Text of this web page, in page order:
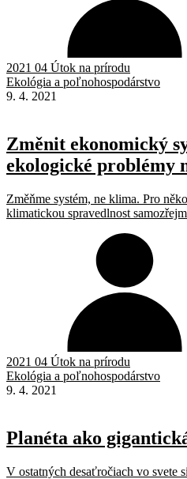
2021 04 Útok na prírodu
Ekológia a poľnohospodárstvo
9. 4. 2021
Změnit ekonomický
ekologické problémy
Změňme systém, ne klima. Pro
klimatickou spravedlnost
2021 04 Útok na prírodu
Ekológia a poľnohospodárstvo
9. 4. 2021
Planéta ako
V ostatných desaťročiach vo svete